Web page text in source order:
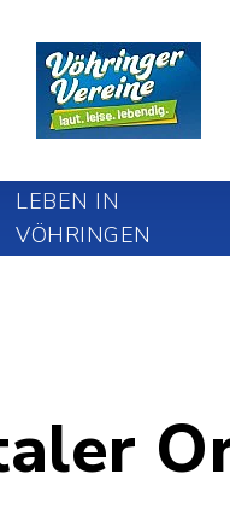
LEBEN IN
VÖHRINGEN